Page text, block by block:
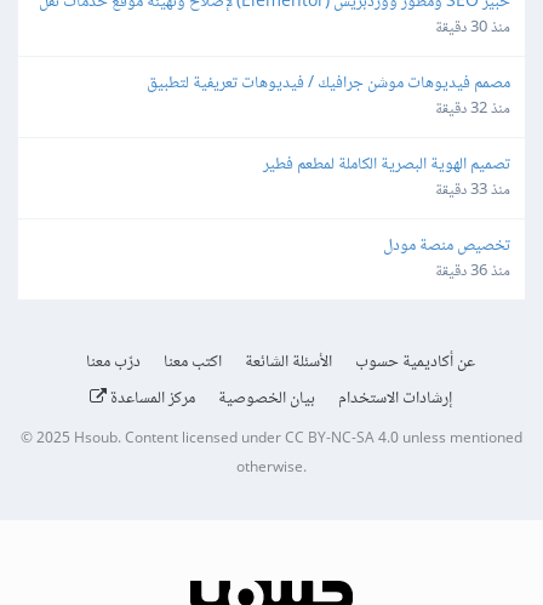
عفش محلي.
منذ 30 دقيقة
مصمم فيديوهات موشن جرافيك / فيديوهات تعريفية لتطبيق
منذ 32 دقيقة
تصميم الهوية البصرية الكاملة لمطعم فطير
منذ 33 دقيقة
تخصيص منصة مودل
منذ 36 دقيقة
عن أكاديمية حسوب الأسئلة الشائعة اكتب معنا
درّب معنا
إرشادات الاستخدام
بيان الخصوصية مركز المساعدة
© 2025 Hsoub.Content licensed underCC BY-NC-SA 4.0unless mentioned
otherwise.